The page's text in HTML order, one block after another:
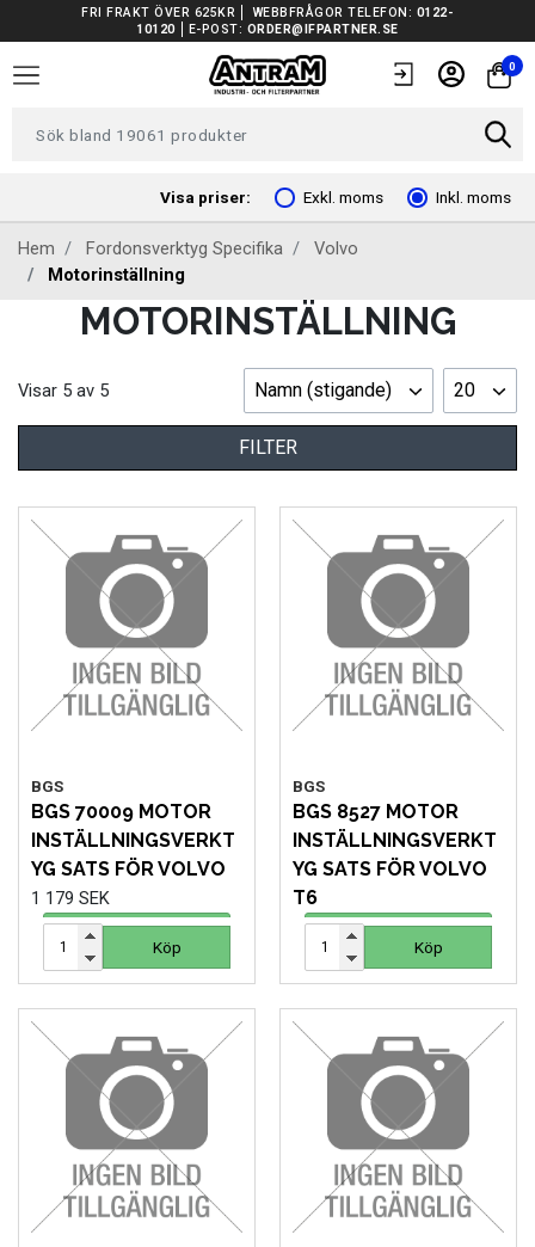
FRI FRAKT ÖVER 625KR WEBBFRÅGOR TELEFON: 0122-
10120
E-POST: ORDER@IFPARTNER.SE
0
Visa priser: Exkl. moms Inkl. moms
TRUCKAR I LAGER
TUNGA FORDON UNIVERSAL
FORDONSVERKTYG EV
ARBETSPLATSUTRUSTNING
BATTERIER
EL OCH BELYSNING
FORDONSVERKTYG SPECIFIKA
FORDONSVERKTYG UNIVERSAL
FÖRBRUKNING
GÖR-DET-SJÄLV PRODUKTER
LIM & FOG
LYFT OCH LAST
MASKINER OCH TVÄTTUTRUSTNING
MATERIALHANTERING
MOTORCYKEL VERKSTAD
OLJA OCH KEM
OLJE OCH SMÖRJHANTERING
Hem Fordonsverktyg Specifika
Volvo
Motorinställning
MOTORINSTÄLLNING
Visar 5 av 5 Namn (stigande) 20
FILTER
BGS
BGS 70009 MOTOR
INSTÄLLNINGSVERKT
YG SATS FÖR VOLVO
1 179 SEK
Köp
BGS
BGS 8527 MOTOR
INSTÄLLNINGSVERKT
YG SATS FÖR VOLVO
T6
4 160 SEK
Köp